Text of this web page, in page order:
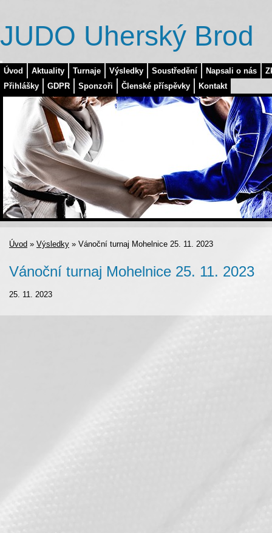
Úvod Aktuality Turnaje Výsledky Soustředění Napsali o nás
Přihlášky
GDPR Sponzoři Členské příspěvky Kontakt
JUDO Uherský Brod
Úvod » Výsledky » Vánoční turnaj Mohelnice 25. 11. 2023
Vánoční turnaj Mohelnice 25. 11. 2023
25. 11. 2023